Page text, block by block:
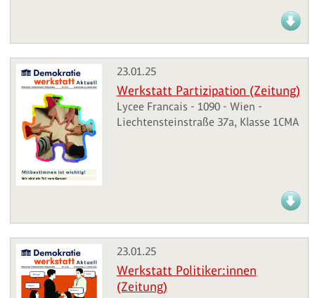
23.01.25
Werkstatt Partizipation (Zeitung)
Lycee Francais - 1090 - Wien -
Liechtensteinstraße 37a, Klasse 1CMA
23.01.25
Werkstatt Politiker:innen
(Zeitung)